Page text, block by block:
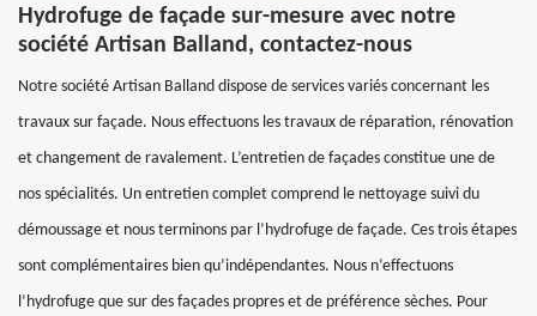
Hydrofuge de façade sur-mesure avec notre
société Artisan Balland, contactez-nous
Notre société Artisan Balland dispose de services variés concernant les
travaux sur façade. Nous effectuons les travaux de réparation, rénovation
et changement de ravalement. L’entretien de façades constitue une de
nos spécialités. Un entretien complet comprend le nettoyage suivi du
démoussage et nous terminons par l’hydrofuge de façade. Ces trois étapes
sont complémentaires bien qu’indépendantes. Nous n’effectuons
l’hydrofuge que sur des façades propres et de préférence sèches. Pour